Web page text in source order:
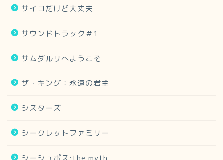
サイコだけど大丈夫
サウンドトラック＃1
サムダルリへようこそ
ザ・キング：永遠の君主
シスターズ
シークレットファミリー